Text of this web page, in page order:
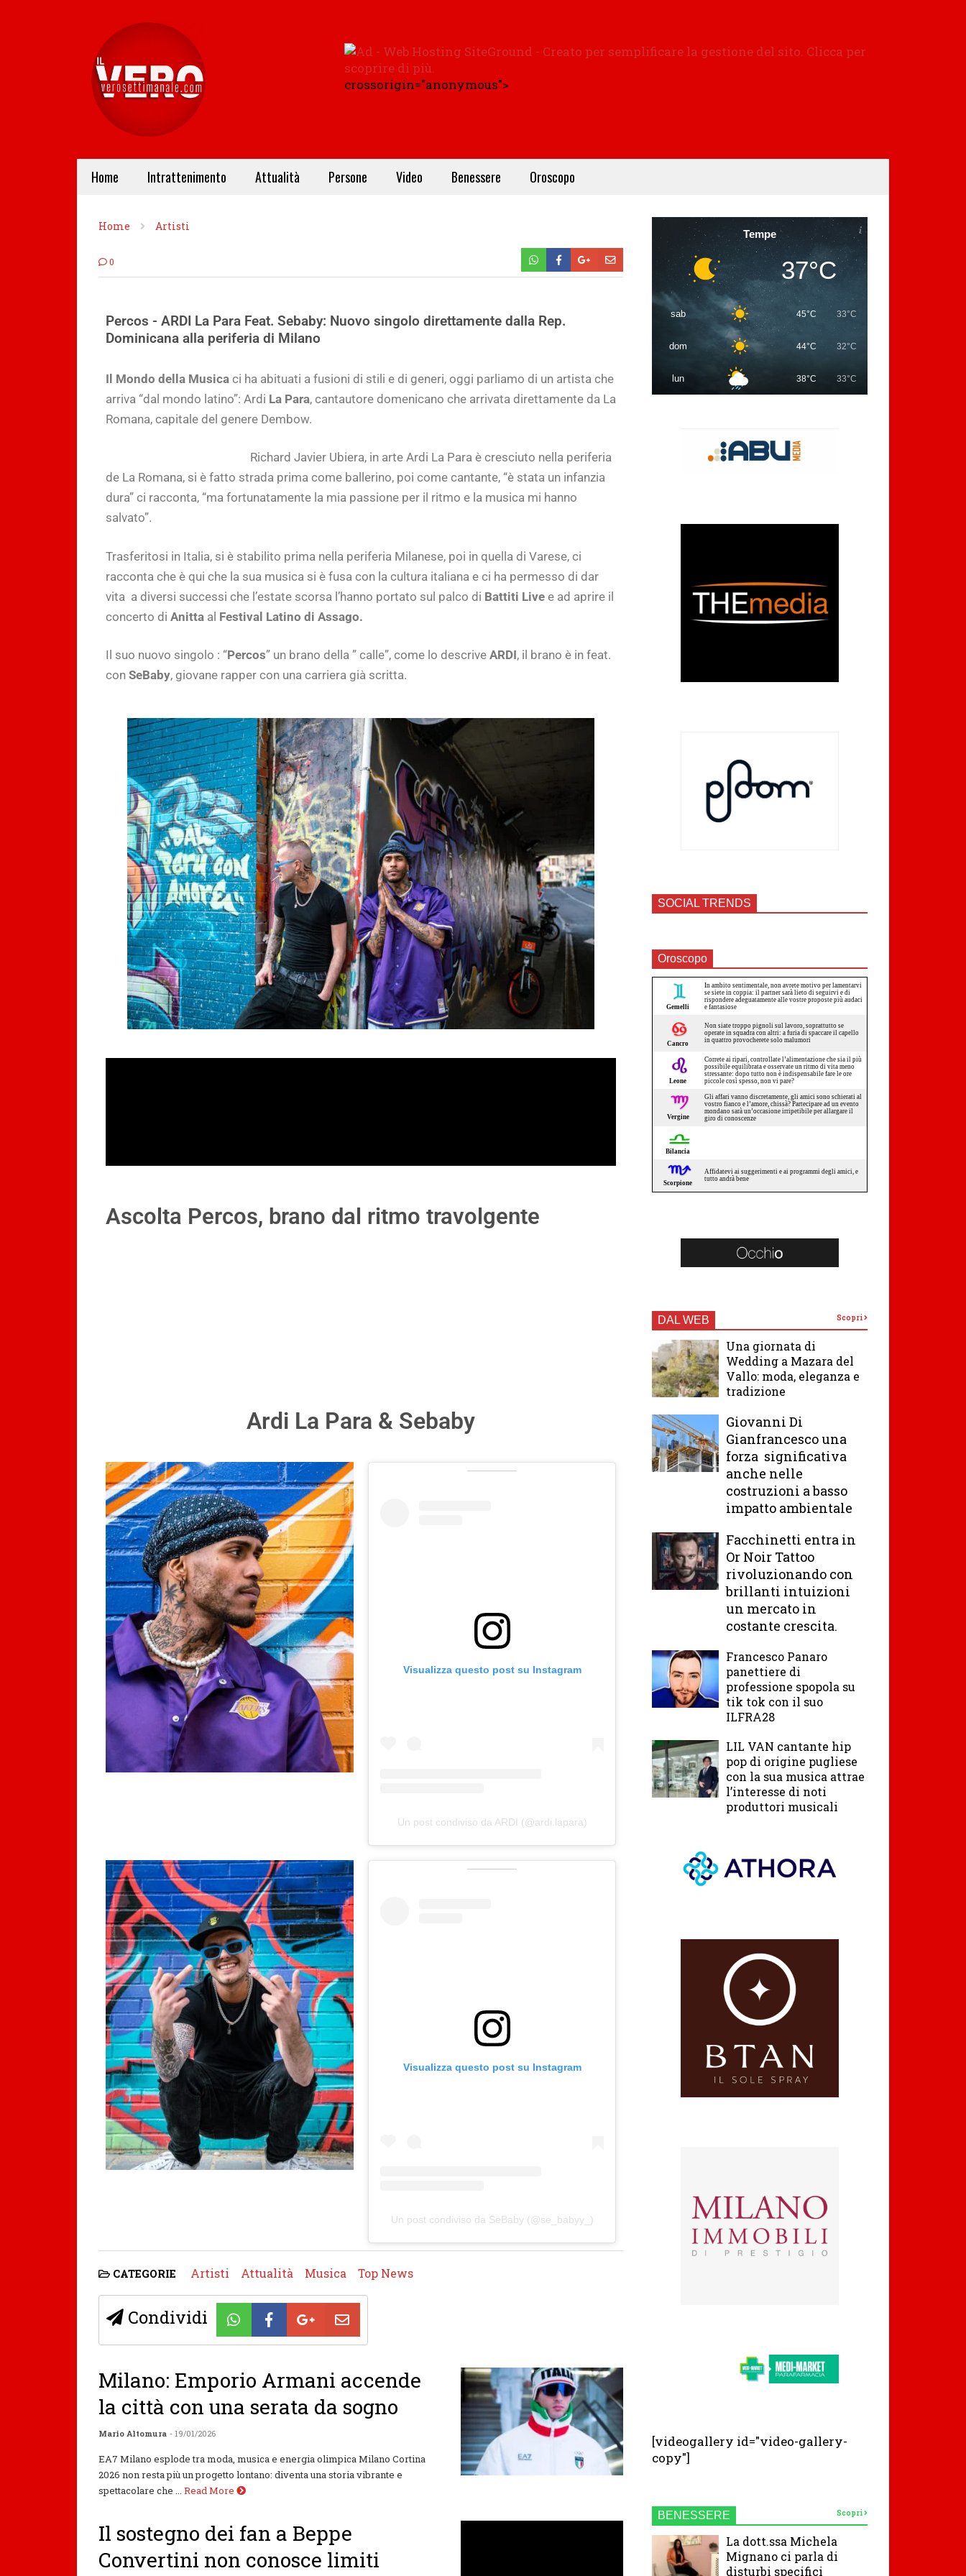
crossorigin="anonymous">
Home Intrattenimento Attualità Persone Video Benessere Oroscopo
Home Artisti
0
Percos - ARDI La Para Feat. Sebaby: Nuovo singolo direttamente dalla Rep.
Dominicana alla periferia di Milano
Il Mondo della Musica ci ha abituati a fusioni di stili e di generi, oggi parliamo di un artista che
arriva “dal mondo latino”: Ardi La Para, cantautore domenicano che arrivata direttamente da La
Romana, capitale del genere Dembow.
Richard Javier Ubiera, in arte Ardi La Para è cresciuto nella periferia
de La Romana, si è fatto strada prima come ballerino, poi come cantante, “è stata un infanzia
dura” ci racconta, “ma fortunatamente la mia passione per il ritmo e la musica mi hanno
salvato”.
Trasferitosi in Italia, si è stabilito prima nella periferia Milanese, poi in quella di Varese, ci
racconta che è qui che la sua musica si è fusa con la cultura italiana e ci ha permesso di dar
vita a diversi successi che l’estate scorsa l’hanno portato sul palco di Battiti Live e ad aprire il
concerto di Anitta al Festival Latino di Assago.
Il suo nuovo singolo : “Percos” un brano della ” calle”, come lo descrive ARDI, il brano è in feat.
con SeBaby, giovane rapper con una carriera già scritta.
Ascolta Percos, brano dal ritmo travolgente
Ardi La Para & Sebaby
Visualizza questo post su Instagram
Un post condiviso da ARDI (@ardi.lapara)
Visualizza questo post su Instagram
Un post condiviso da SeBaby (@se_babyy_)
CATEGORIE Artisti Attualità Musica Top News
Condividi
Milano: Emporio Armani accende
la città con una serata da sogno
Mario Altomura - 19/01/2026
EA7 Milano esplode tra moda, musica e energia olimpica Milano Cortina
2026 non resta più un progetto lontano: diventa una storia vibrante e
spettacolare che ...
Read More
Il sostegno dei fan a Beppe
Convertini non conosce limiti
Tempe
37°C
sab 45°C 33°C
dom 44°C 32°C
lun 38°C 33°C
SOCIAL TRENDS
Oroscopo
DAL WEB Scopri
Una giornata di
Wedding a Mazara del
Vallo: moda, eleganza e
tradizione
Giovanni Di
Gianfrancesco una
forza significativa
anche nelle
costruzioni a basso
impatto ambientale
Facchinetti entra in
Or Noir Tattoo
rivoluzionando con
brillanti intuizioni
un mercato in
costante crescita.
Francesco Panaro
panettiere di
professione spopola su
tik tok con il suo
ILFRA28
LIL VAN cantante hip
pop di origine pugliese
con la sua musica attrae
l’interesse di noti
produttori musicali
[videogallery id="video-gallery-
copy"]
BENESSERE Scopri
La dott.ssa Michela
Mignano ci parla di
disturbi specifici